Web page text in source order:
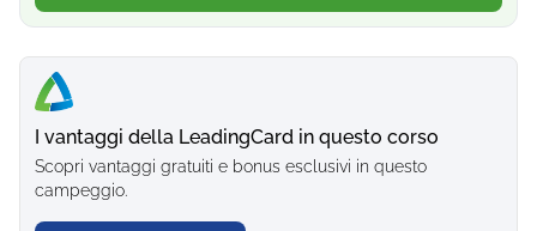
I vantaggi della LeadingCard in questo corso
Scopri vantaggi gratuiti e bonus esclusivi in questo
campeggio.